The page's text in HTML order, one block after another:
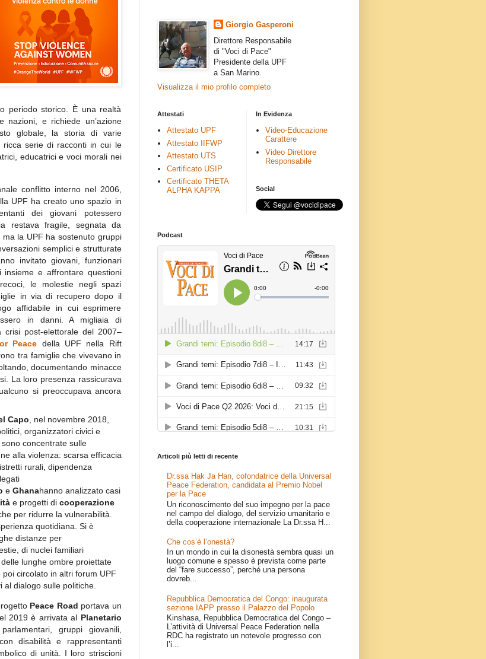
periodo storico. È una realtà
nazioni, e richiede un’azione
globale, la storia di varie
ricca serie di racconti in cui le
educatrici e voci morali nei
conflitto interno nel 2006,
UPF ha creato uno spazio in
dei giovani potessero
restava fragile, segnata da
la UPF ha sostenuto gruppi
semplici e strutturate
invitato giovani, funzionari
e affrontare questioni
le molestie negli spazi
in via di recupero dopo il
affidabile in cui esprimere
in danni. A migliaia di
post-elettorale del 2007–
Peace della UPF nella Rift
tra famiglie che vivevano in
documentando minacce
La loro presenza rassicurava
si preoccupava ancora
Capo , nel novembre 2018,
organizzatori civici e
concentrate sulle
alla violenza: scarsa efficacia
rurali, dipendenza
e Ghanahanno analizzato casi
e progetti di cooperazione
per ridurre la vulnerabilità.
quotidiana. Si è
distanze per
di nuclei familiari
lunghe ombre proiettate
circolato in altri forum UPF
al dialogo sulle politiche.
Peace Road portava un
2019 è arrivata al Planetario
gruppi giovanili,
disabilità e rappresentanti
di unità. I loro striscioni
Giorgio Gasperoni
Direttore Responsabile
di "Voci di Pace"
Presidente della UPF
a San Marino.
Visualizza il mio profilo completo
Attestati
Attestato UPF
Attestato IIFWP
Attestato UTS
Certificato USIP
Certificato THETA
ALPHA KAPPA
In Evidenza
Video-Educazione
Carattere
Video Direttore
Responsabile
Social
Podcast
Articoli più letti di recente
Dr.ssa Hak Ja Han, cofondatrice della Universal
Peace Federation, candidata al Premio Nobel
per la Pace
Un riconoscimento del suo impegno per la pace
nel campo del dialogo, del servizio umanitario e
della cooperazione internazionale La Dr.ssa H...
Che cos’è l’onestà?
In un mondo in cui la disonestà sembra quasi un
luogo comune e spesso è prevista come parte
del “fare successo”, perché una persona
dovreb...
Repubblica Democratica del Congo: inaugurata
sezione IAPP presso il Palazzo del Popolo
Kinshasa, Repubblica Democratica del Congo –
L’attività di Universal Peace Federation nella
RDC ha registrato un notevole progresso con
l’i...